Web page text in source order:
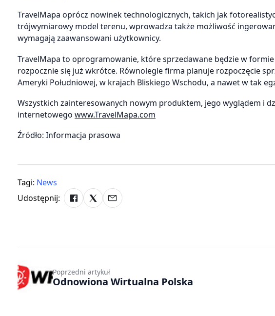
TravelMapa oprócz nowinek technologicznych, takich jak
trójwymiarowy model terenu, wprowadza także możliwość
wymagają zaawansowani użytkownicy.
TravelMapa to oprogramowanie, które sprzedawane będzie w
rozpocznie się już wkrótce. Równolegle firma planuje rozpoczęcie
Ameryki Południowej, w krajach Bliskiego Wschodu, a nawet w tak
Wszystkich zainteresowanych nowym produktem, jego wyglądem i
internetowego www.TravelMapa.com
Źródło: Informacja prasowa
Tagi: News
Udostępnij:
Poprzedni artykuł
Odnowiona Wirtualna Polska